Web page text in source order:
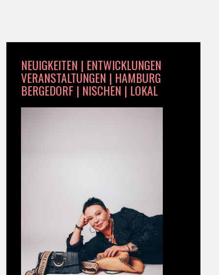
NEUIGKEITEN | ENTWICKLUNGEN
VERANSTALTUNGEN | HAMBURG
BERGEDORF | NISCHEN | LOKAL